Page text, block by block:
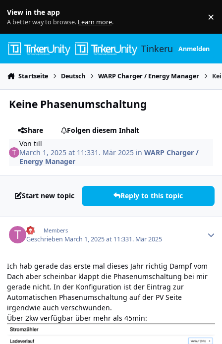
View in the app
A better way to browse. Learn more. ×
TinkerunityAnmelden
Startseite Deutsch WARP Charger / Energy Manager
Keine Phasenumschaltung
Share
Folgen diesem Inhalt
Vontill
March 1, 2025 at 11:331. Mär 2025 inWARP Charger /
Energy Manager
Start new topic Reply to this topic
till Members
Geschrieben March 1, 2025 at 11:331. Mär 2025
Ich hab gerade das erste mal dieses Jahr richtig Dampf vom
Dach aber scheinbar klappt die Phasenumschaltung bei mir
gerade nicht. In der Konfiguration ist der Eintrag zur
Automatischen Phasenumschaltung auf der PV Seite
irgendwie auch verschwunden.
Über 2kw verfügbar über mehr als 45min: